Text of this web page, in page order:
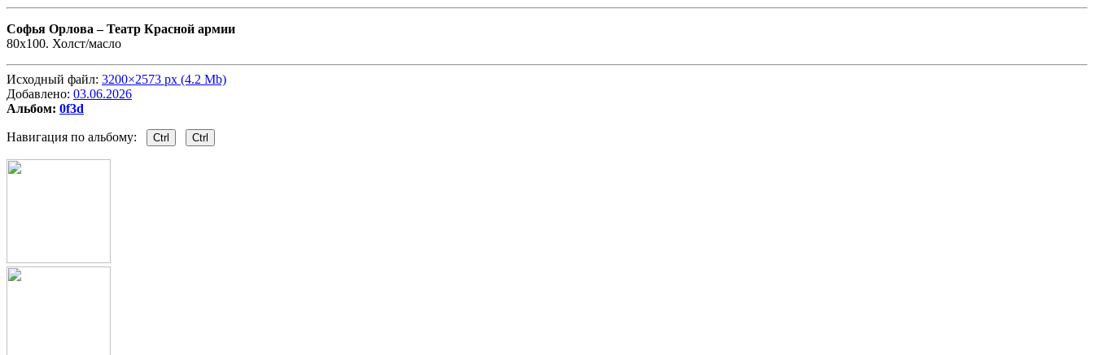
Софья Орлова –Театр Красной армии
80x100. Холст/масло
Исходный файл: 3200×2573 px (4.2 Mb)
Добавлено: 03.06.2026
Альбом: 0f3d
Навигация по альбому: Ctrl Ctrl